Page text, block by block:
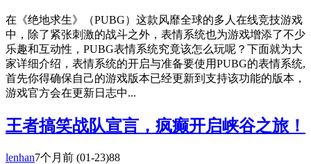
在《绝地求生》（PUBG）这款风靡全球的多人在线竞技游戏
中，除了紧张刺激的战斗之外，表情系统也为游戏增添了不少
乐趣和互动性，PUBG表情系统究竟该怎么玩呢？下面就为大
家详细介绍，表情系统的开启与准备要使用PUBG的表情系统,
首先你得确保自己的游戏版本已经更新到支持该功能的版本，
游戏官方会在更新日志中...
王者搞笑战队宣言，疯癫开启峡谷之旅！
lenhan7个月前 (01-23)88